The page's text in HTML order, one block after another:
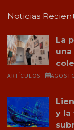
Noticias
La
una
ARTÍCULOS
y la